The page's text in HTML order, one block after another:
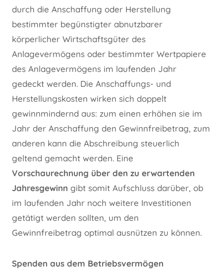
durch die Anschaffung oder Herstellung
bestimmter begünstigter abnutzbarer
körperlicher Wirtschaftsgüter des
Anlagevermögens oder bestimmter Wertpapiere
des Anlagevermögens im laufenden Jahr
gedeckt werden. Die Anschaffungs- und
Herstellungskosten wirken sich doppelt
gewinnmindernd aus: zum einen erhöhen sie im
Jahr der Anschaffung den Gewinnfreibetrag, zum
anderen kann die Abschreibung steuerlich
geltend gemacht werden. Eine
Vorschaurechnung über den zu erwartenden
Jahresgewinn gibt somit Aufschluss darüber, ob
im laufenden Jahr noch weitere Investitionen
getätigt werden sollten, um den
Gewinnfreibetrag optimal ausnützen zu können.
Spenden aus dem Betriebsvermögen